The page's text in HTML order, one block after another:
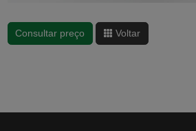
Consultar preço Voltar